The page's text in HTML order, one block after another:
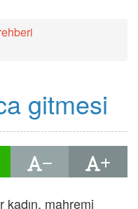
gitmesi
mahremi